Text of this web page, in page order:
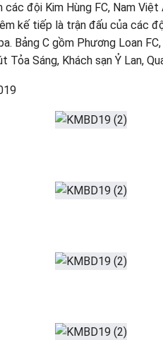
đội Kim Hùng FC, Nam
kế tiếp là trận đấu của các
Bảng C gồm Phương Loan
Sáng, Khách sạn Ỷ Lan,